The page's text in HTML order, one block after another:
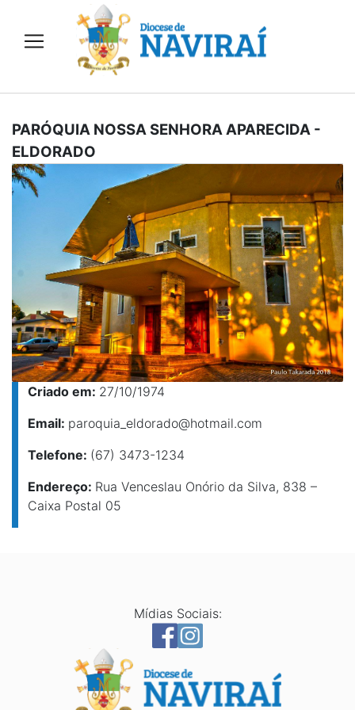
PARÓQUIA NOSSA SENHORA APARECIDA -
ELDORADO
Criado em: 27/10/1974
Email: paroquia_eldorado@hotmail.com
Telefone: (67) 3473-1234
Endereço: Rua Venceslau Onório da Silva, 838 –
Caixa Postal 05
Mídias Sociais: